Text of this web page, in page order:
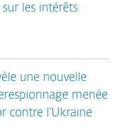
les intérêts
une nouvelle
menée
contre l’Ukraine